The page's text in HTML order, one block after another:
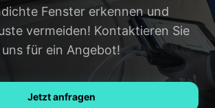
Weilheim
Alle Regionen →
Blog
Fenster erkennen und
vermeiden! Kontaktieren Sie
uns für ein Angebot!
Jetzt anfragen